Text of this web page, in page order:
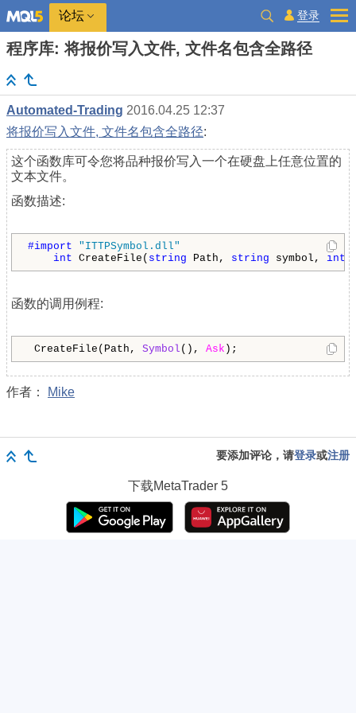
论坛 登录
程序库: 将报价写入文件, 文件名包含全路径
Automated-Trading 2016.04.25 12:37
将报价写入文件, 文件名包含全路径:
这个函数库可令您将品种报价写入一个在硬盘上任意位置的
文本文件。
函数描述:
#import "ITTPSymbol.dll"
int CreateFile( string Path, string symbol, int
函数的调用例程:
CreateFile(Path, Symbol (), Ask );
作者： Mike
要添加评论，请登录或注册
下载MetaTrader 5